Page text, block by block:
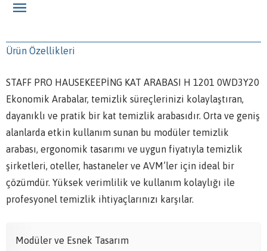
Ürün Özellikleri
STAFF PRO HAUSEKEEPİNG KAT ARABASI H 1201 0WD3Y20
Ekonomik Arabalar, temizlik süreçlerinizi kolaylaştıran,
dayanıklı ve pratik bir kat temizlik arabasıdır. Orta ve geniş
alanlarda etkin kullanım sunan bu modüler temizlik
arabası, ergonomik tasarımı ve uygun fiyatıyla temizlik
şirketleri, oteller, hastaneler ve AVM’ler için ideal bir
çözümdür. Yüksek verimlilik ve kullanım kolaylığı ile
profesyonel temizlik ihtiyaçlarınızı karşılar.
Modüler ve Esnek Tasarım